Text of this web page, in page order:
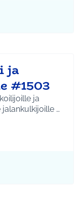
ja
#1503
ja
…
Infra ja liikenne